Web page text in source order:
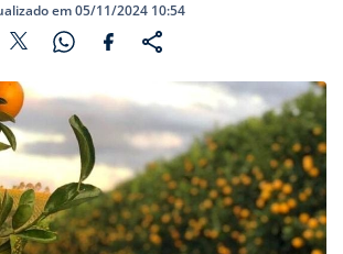
em 05/11/2024 10:54